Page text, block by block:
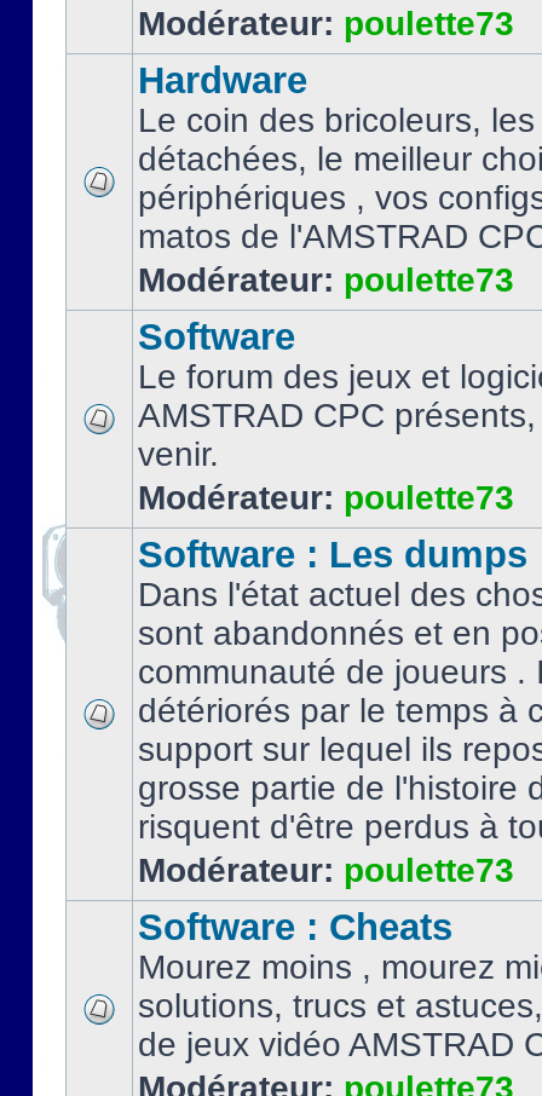
Modérateur: poulette73
Hardware
Le coin des bricoleurs,
détachées, le meilleur
périphériques , vos
matos de l'AMSTRAD
Modérateur: poulette73
Software
Le forum des jeux et
AMSTRAD CPC
venir.
Modérateur: poulette73
Software : Les dumps
Dans l'état actuel des
sont abandonnés et en
communauté de joueurs .
détériorés par le temps à
support sur lequel ils
grosse partie de l'histoire
risquent d'être perdus à
Modérateur: poulette73
Software : Cheats
Mourez moins , mourez
solutions, trucs et
de jeux vidéo AMSTRAD
Modérateur: poulette73